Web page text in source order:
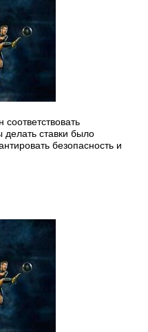
ставки было
безопасность и